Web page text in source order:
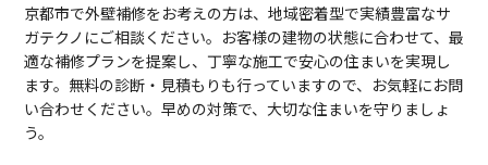
京都市で外壁補修をお考えの方は、地域密着型で実績豊富なサ
ガテクノにご相談ください。お客様の建物の状態に合わせて、最
適な補修プランを提案し、丁寧な施工で安心の住まいを実現し
ます。無料の診断・見積もりも行っていますので、お気軽にお問
い合わせください。早めの対策で、大切な住まいを守りましょ
う。